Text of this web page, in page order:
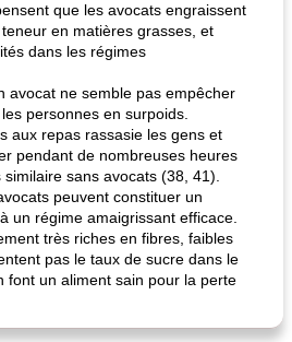
que les avocats engraissent
en matières grasses, et
dans les régimes
avocat ne semble pas empêcher
personnes en surpoids.
aux repas rassasie les gens et
pendant de nombreuses heures
sans avocats (38, 41).
peuvent constituer un
un régime amaigrissant efficace.
très riches en fibres, faibles
pas le taux de sucre dans le
font un aliment sain pour la perte